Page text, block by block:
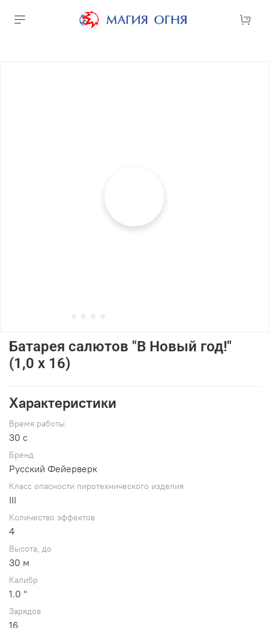
Батарея салютов "В Новый год!"
(1,0 х 16)
Характеристики
Время работы
30 c
Брeнд
Русский Фейерверк
Класс опасности пиротехнического изделия
III
Количество эффектов
4
Высота, до
30 м
Калибр
1.0 "
Зарядов
16